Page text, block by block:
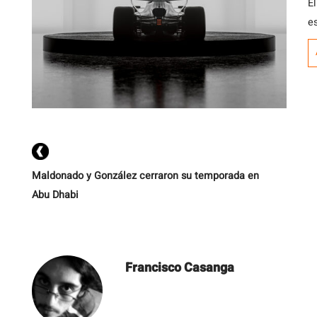
Maldonado y González cerraron su temporada en
Abu Dhabi
Francisco Casanga